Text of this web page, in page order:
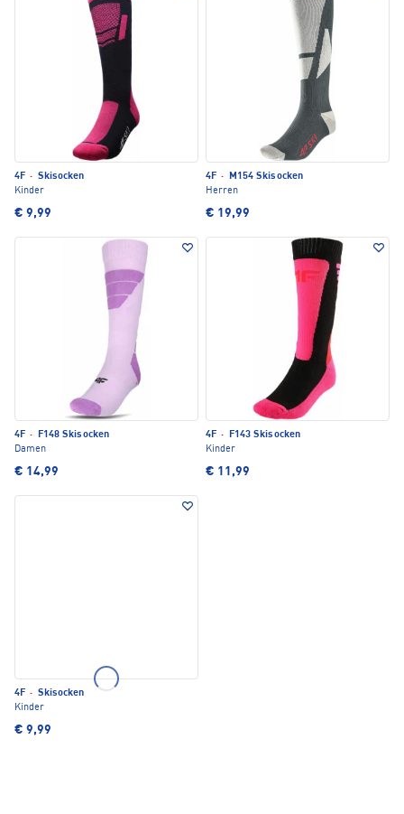
4F · Skisocken
Kinder
€ 9,99
4F ·
M154 Skisocken
Herren
€ 19,99
4F ·
F148 Skisocken
Damen
€ 14,99
4F ·
F143 Skisocken
Kinder
€ 11,99
4F · Skisocken
Kinder
€ 9,99